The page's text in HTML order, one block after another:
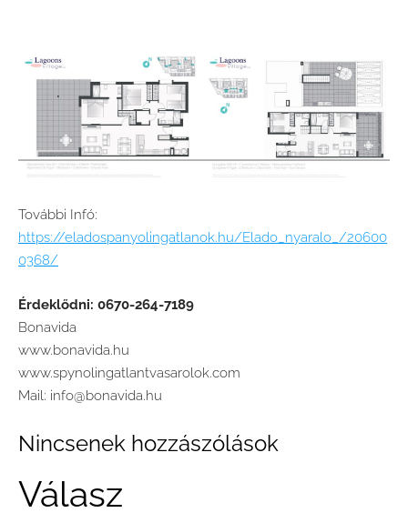
További Infó:
https://eladospanyolingatlanok.hu/Elado_nyaralo_/20600
0368/
Érdeklődni: 0670-264-7189
Bonavida
www.bonavida.hu
www.spynolingatlantvasarolok.com
Mail: info@bonavida.hu
Nincsenek hozzászólások
Válasz